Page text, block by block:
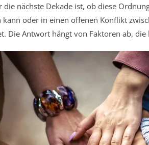
die nächste Dekade ist, ob diese
oder in einen offenen Konflikt
Die Antwort hängt von Faktoren ab,